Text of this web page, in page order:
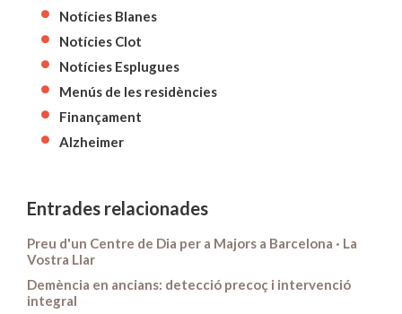
Notícies Blanes
Notícies Clot
Notícies Esplugues
Menús de les residències
Finançament
Alzheimer
Entrades relacionades
Preu d'un Centre de Dia per a Majors a Barcelona · La
Vostra Llar
Demència en ancians: detecció precoç i intervenció
integral